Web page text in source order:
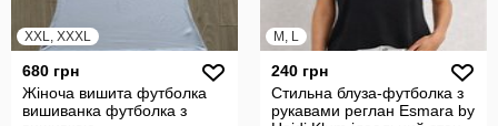
XXL, XXXL
680 грн
Жіноча вишита футболка
вишиванка футболка з
M, L
240 грн
Стильна блуза-футболка з
рукавами реглан Esmara by